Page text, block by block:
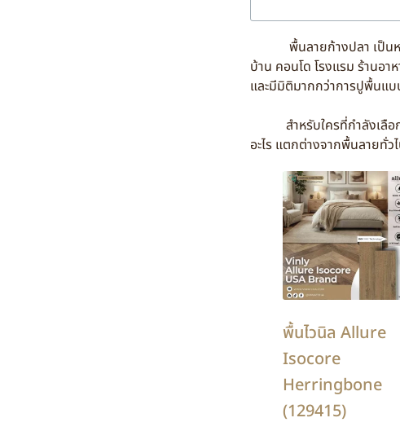
พื้นลายก้างปลา เป็นหนึ่ง
บ้าน คอนโด โรงแรม ร้านอา
และมีมิติมากกว่าการปูพื้นแ
สำหรับใครที่กำลังเลือก
อะไร แตกต่างจากพื้นลายทั่ว
พื้นไวนิล Allure
Isocore
Herringbone
(129415)